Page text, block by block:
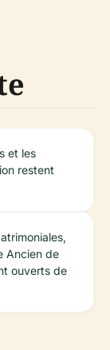
et les
restent
Ancien de
ouverts de